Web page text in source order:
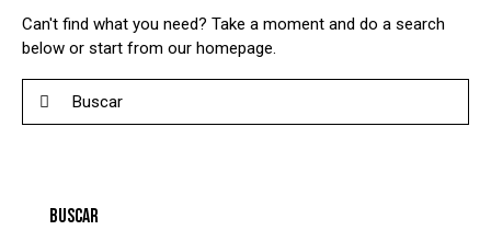
Can't find what you need? Take a moment and do a search
below or start from our homepage.
Buscar
BUSCAR